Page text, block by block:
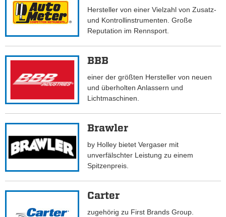
Hersteller von einer Vielzahl von Zusatz-
und Kontrollinstrumenten. Große
Reputation im Rennsport.
BBB
einer der größten Hersteller von neuen
und überholten Anlassern und
Lichtmaschinen.
Brawler
by Holley bietet Vergaser mit
unverfälschter Leistung zu einem
Spitzenpreis.
Carter
zugehörig zu First Brands Group.